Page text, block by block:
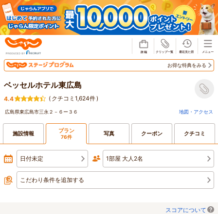
お得な特典をみる
ベッセルホテル東広島
4.4 ( クチコミ1,624件)
広島県東広島市三永２－６ー３６ 地図・アクセス
施設情報 プラン
76件 写真 クーポン クチコミ
日付未定 1部屋 大人2名
こだわり条件を追加する
スコアについて